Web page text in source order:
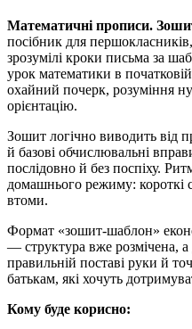
Математичні прописи.
посібник для
зрозумілі кроки письма за
урок математики в
охайний почерк, розуміння
орієнтацію.
Зошит логічно виводить від
й базові обчислювальні
послідовно й без поспіху.
домашнього режиму: короткі
втоми.
Формат «зошит-шаблон»
— структура вже розмічена,
правильній поставі руки й
батькам, які хочуть
Кому буде корисно: